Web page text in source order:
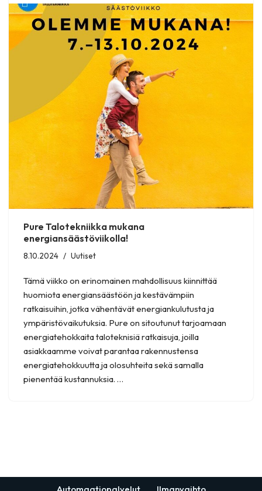
Pure Talotekniikka mukana
energiansäästöviikolla!
8.10.2024 Uutiset
Tämä viikko on erinomainen mahdollisuus kiinnittää
huomiota energiansäästöön ja kestävämpiin
ratkaisuihin, jotka vähentävät energiankulutusta ja
ympäristövaikutuksia. Pure on sitoutunut tarjoamaan
energiatehokkaita taloteknisiä ratkaisuja, joilla
asiakkaamme voivat parantaa rakennustensa
energiatehokkuutta ja olosuhteita sekä samalla
pienentää kustannuksia. …